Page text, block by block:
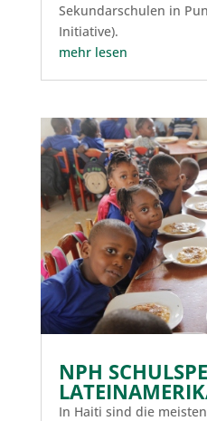
Sekundarschulen in
Initiative).
mehr lesen
NPH
In Haiti sind die